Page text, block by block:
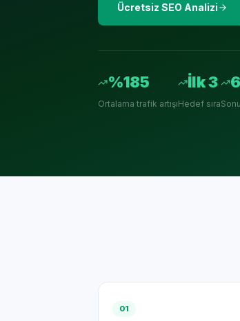
Ücretsiz SEO Analizi
%185
Ortalama trafik artışı
İlk 3
Hedef sıra
01